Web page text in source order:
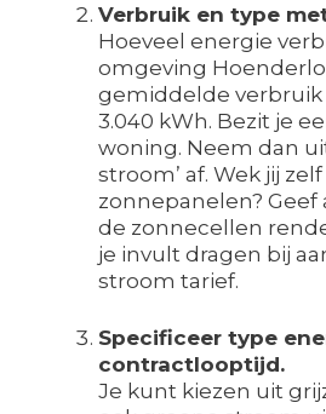
Verbruik en type
Hoeveel energie
omgeving
gemiddelde verbruik
3.040 kWh. Bezit je
woning. Neem dan
stroom’ af. Wek jij
zonnepanelen? Geef
de zonnecellen
je invult dragen bij
stroom tarief.
Specificeer type
contractlooptijd.
Je kunt kiezen uit